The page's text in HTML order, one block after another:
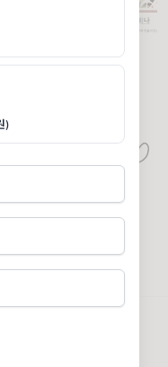
)
악
발
그
...
편
티크 연구소